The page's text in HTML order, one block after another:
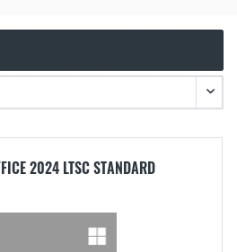
2024 LTSC STANDARD